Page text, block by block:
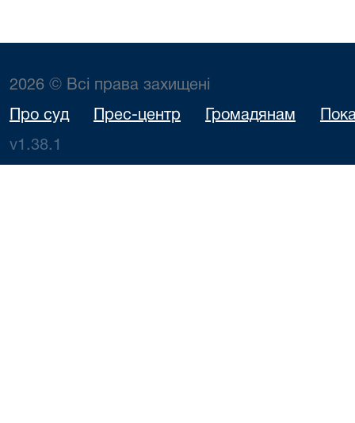
2026 © Всі права захищені
Про суд Прес-центр Громадянам
v1.38.1